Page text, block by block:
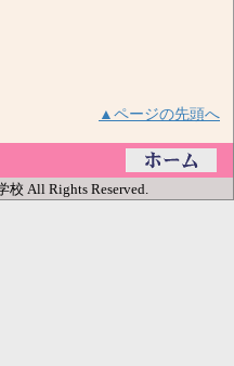
▲ページの先頭へ
All Rights Reserved.